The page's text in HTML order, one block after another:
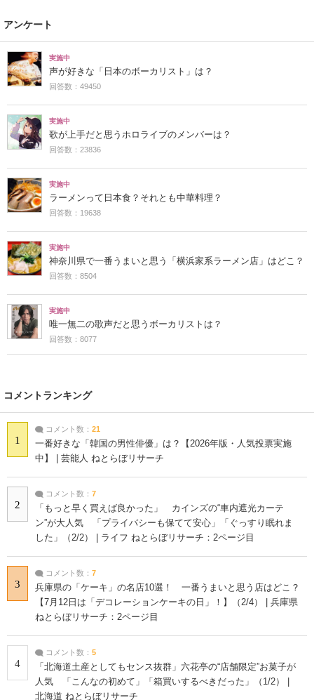
アンケート
実施中
声が好きな「日本のボーカリスト」は？
回答数：49450
実施中
歌が上手だと思うホロライブのメンバーは？
回答数：23836
実施中
ラーメンって日本食？それとも中華料理？
回答数：19638
実施中
神奈川県で一番うまいと思う「横浜家系ラーメン店」はどこ？
回答数：8504
実施中
唯一無二の歌声だと思うボーカリストは？
回答数：8077
コメントランキング
1
コメント数： 21
一番好きな「韓国の男性俳優」は？【2026年版・人気投票実施
中】 | 芸能人 ねとらぼリサーチ
2
コメント数： 7
「もっと早く買えば良かった」 カインズの“車内遮光カーテ
ン”が大人気 「プライバシーも保てて安心」「ぐっすり眠れま
した」（2/2） | ライフ ねとらぼリサーチ：2ページ目
3
コメント数： 7
兵庫県の「ケーキ」の名店10選！ 一番うまいと思う店はどこ？
【7月12日は「デコレーションケーキの日」！】（2/4） | 兵庫県
ねとらぼリサーチ：2ページ目
4
コメント数： 5
「北海道土産としてもセンス抜群」六花亭の“店舗限定”お菓子が
人気 「こんなの初めて」「箱買いするべきだった」（1/2） |
北海道 ねとらぼリサーチ